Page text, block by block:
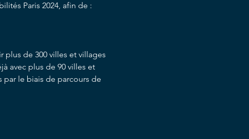
Paris 2024, afin de :
de 300 villes et villages
avec plus de 90 villes et
par le biais de parcours de